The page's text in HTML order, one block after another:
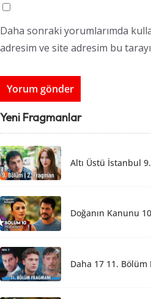
Daha sonraki yorumlarımda
adresim ve site adresim bu
Yeni Fragmanlar
Altı Üstü İstanbul
Doğanın Kanunu
Daha 17 11. Bölüm